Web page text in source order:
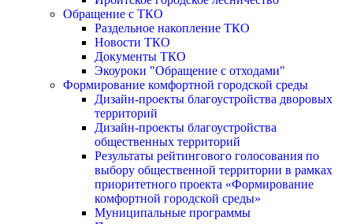
Обращение с ТКО
Раздельное накопление ТКО
Новости ТКО
Документы ТКО
Экоуроки "Обращение с отходами"
Формирование комфортной городской среды
Дизайн-проекты благоустройства дворовых
территорий
Дизайн-проекты благоустройства
общественных территорий
Результаты рейтингового голосования по
выбору общественной территории в рамках
приоритетного проекта «Формирование
комфортной городской среды»
Муниципальные программы